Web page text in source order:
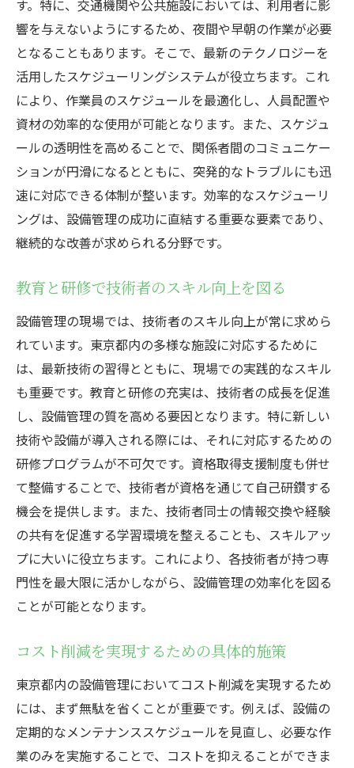
す。特に、交通機関や公共施設においては、利用者に影
響を与えないようにするため、夜間や早朝の作業が必要
となることもあります。そこで、最新のテクノロジーを
活用したスケジューリングシステムが役立ちます。これ
により、作業員のスケジュールを最適化し、人員配置や
資材の効率的な使用が可能となります。また、スケジュ
ールの透明性を高めることで、関係者間のコミュニケー
ションが円滑になるとともに、突発的なトラブルにも迅
速に対応できる体制が整います。効率的なスケジューリ
ングは、設備管理の成功に直結する重要な要素であり、
継続的な改善が求められる分野です。
教育と研修で技術者のスキル向上を図る
設備管理の現場では、技術者のスキル向上が常に求めら
れています。東京都内の多様な施設に対応するために
は、最新技術の習得とともに、現場での実践的なスキル
も重要です。教育と研修の充実は、技術者の成長を促進
し、設備管理の質を高める要因となります。特に新しい
技術や設備が導入される際には、それに対応するための
研修プログラムが不可欠です。資格取得支援制度も併せ
て整備することで、技術者が資格を通じて自己研鑽する
機会を提供します。また、技術者同士の情報交換や経験
の共有を促進する学習環境を整えることも、スキルアッ
プに大いに役立ちます。これにより、各技術者が持つ専
門性を最大限に活かしながら、設備管理の効率化を図る
ことが可能となります。
コスト削減を実現するための具体的施策
東京都内の設備管理においてコスト削減を実現するため
には、まず無駄を省くことが重要です。例えば、設備の
定期的なメンテナンススケジュールを見直し、必要な作
業のみを実施することで、コストを抑えることができま